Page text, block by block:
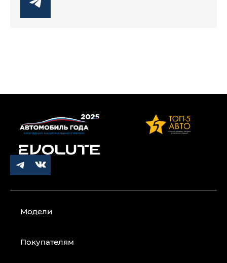
Модели
Покупателям